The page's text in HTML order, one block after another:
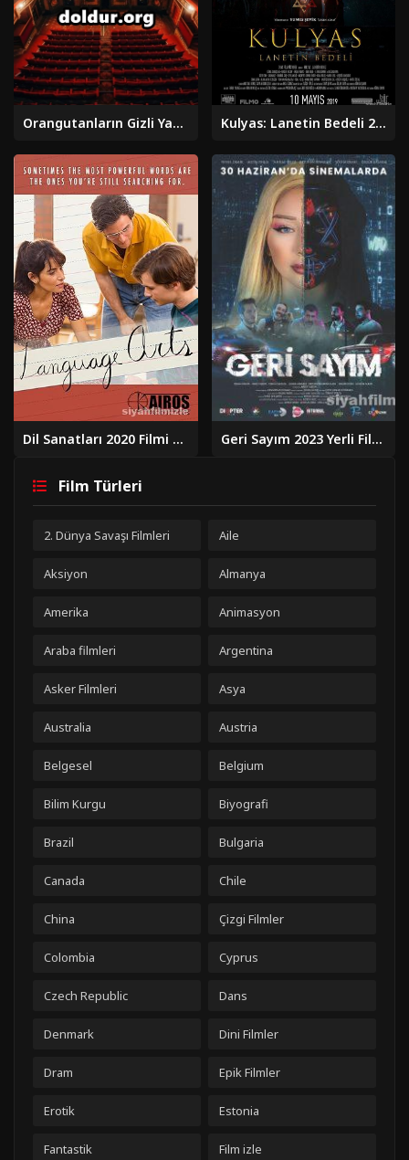
Orangutanların Gizli Yaşamı 2024 izle Kulyas: Lanetin Bedeli 2019 Yerli Filmi Full Sansürsüz izle
Dil Sanatları 2020 Filmi Türkçe Dublaj Altyazılı Full izle Geri Sayım 2023 Yerli Filmi Full Sansürsüz izle
Film Türleri
2. Dünya Savaşı Filmleri Aile
Aksiyon Almanya
Amerika Animasyon
Araba filmleri Argentina
Asker Filmleri Asya
Australia Austria
Belgesel Belgium
Bilim Kurgu Biyografi
Brazil Bulgaria
Canada Chile
China Çizgi Filmler
Colombia Cyprus
Czech Republic Dans
Denmark Dini Filmler
Dram Epik Filmler
Erotik Estonia
Fantastik Film izle